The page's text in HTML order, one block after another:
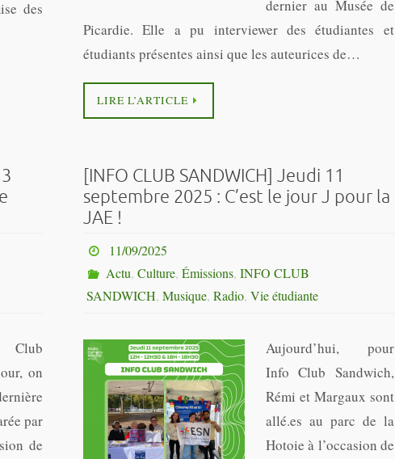
des
dernier au Musée de
Picardie. Elle a pu interviewer des étudiantes et
étudiants présentes ainsi que les auteurices de…
LIRE L’ARTICLE
Club
on
par
de
[INFO CLUB SANDWICH] Jeudi 11
septembre 2025 : C’est le jour J pour la
JAE !
11/09/2025
Actu,Culture,Émissions,INFO CLUB
SANDWICH, Musique, Radio, Vie étudiante
Aujourd’hui, pour
Info Club Sandwich,
Rémi et Margaux sont
allé.es au parc de la
Hotoie à l’occasion de